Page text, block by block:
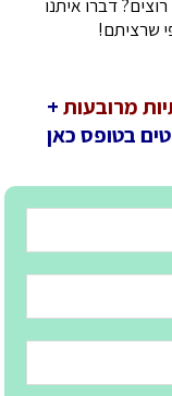
דברו איתנו
שרציתם!
+
בטופס כאן